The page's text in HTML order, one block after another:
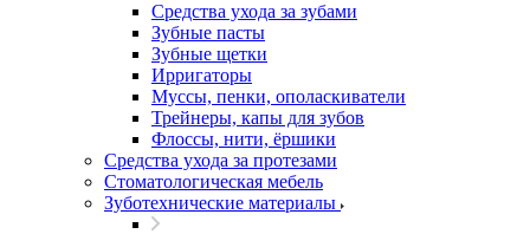
Средства ухода за зубами
Зубные пасты
Зубные щетки
Ирригаторы
Муссы, пенки, ополаскиватели
Трейнеры, капы для зубов
Флоссы, нити, ёршики
Средства ухода за протезами
Стоматологическая мебель
Зуботехнические материалы